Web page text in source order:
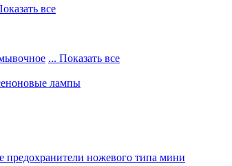
все
... Показать все
лампы
предохранители ножевого типа мини